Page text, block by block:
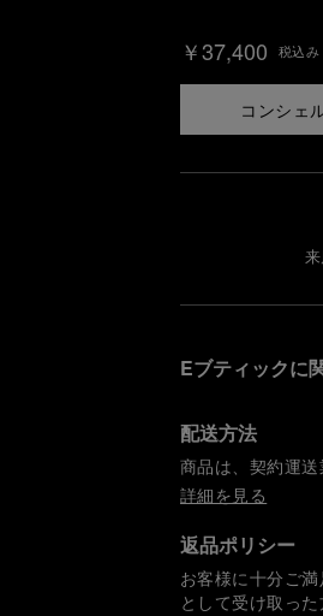
￥37,400 税込み
コンシェ
Eブティックに
配送方法
商品は、契約運
詳細を見る
返品ポリシー
お客様に十分ご
として受け取っ